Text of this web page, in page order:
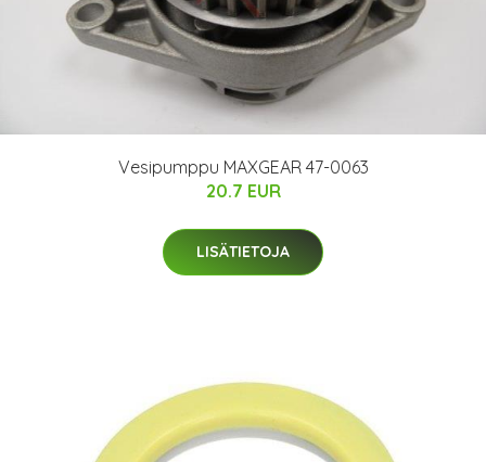
Vesipumppu MAXGEAR 47-0063
20.7 EUR
LISÄTIETOJA